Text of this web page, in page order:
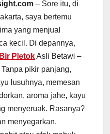
– Sore itu, di
saya bertemu
yang menjual
kecil. Di depannya,
Bir PletokAsli Betawi –
pikir panjang,
lusuhnya, memesan
aroma jahe, kayu
menyeruak. Rasanya?
menyegarkan.